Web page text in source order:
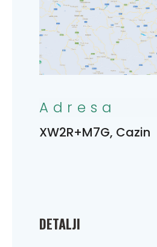
DETALJI
Adresa
XW2R+M7G, Cazin